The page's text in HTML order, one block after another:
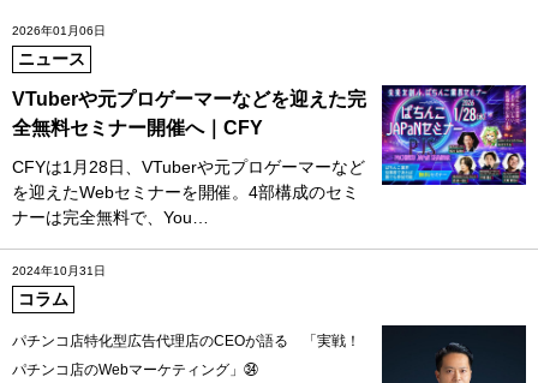
2026年01月06日
ニュース
VTuberや元プロゲーマーなどを迎えた完
全無料セミナー開催へ｜CFY
CFYは1月28日、VTuberや元プロゲーマーなど
を迎えたWebセミナーを開催。4部構成のセミ
ナーは完全無料で、You…
2024年10月31日
コラム
パチンコ店特化型広告代理店のCEOが語る 「実戦！
パチンコ店のWebマーケティング」㉞